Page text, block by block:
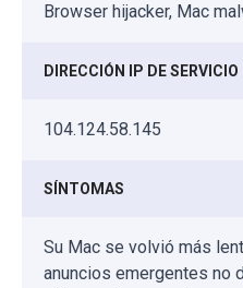
Browser hijacker, Mac
DIRECCIÓN IP DE SERVICIO
104.124.58.145
SÍNTOMAS
Su Mac se volvió más
anuncios emergentes no